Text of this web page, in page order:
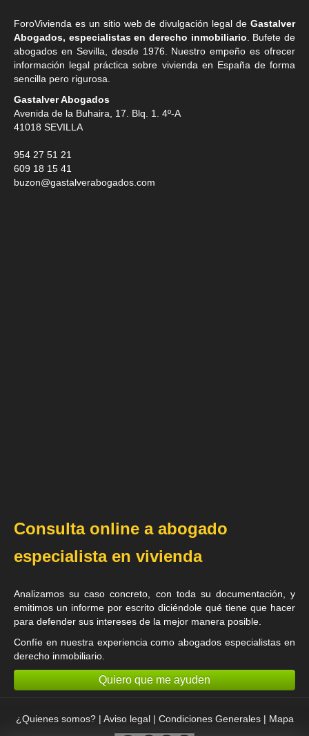
ForoVivienda es un sitio web de divulgación legal de Gastalver
Abogados, especialistas en derecho inmobiliario . Bufete de
abogados en Sevilla , desde 1976. Nuestro empeño es ofrecer
información legal práctica sobre vivienda en España de forma
sencilla pero rigurosa.
Gastalver Abogados
Avenida de la Buhaira, 17. Blq. 1. 4º-A
41018 SEVILLA
954 27 51 21
609 18 15 41
buzon@gastalverabogados.com
Consulta online a abogado
especialista en vivienda
Analizamos su caso concreto, con toda su documentación, y
emitimos un informe por escrito diciéndole qué tiene que hacer
para defender sus intereses de la mejor manera posible.
Confíe en nuestra experiencia comoabogados especialistas en
derecho inmobiliario
Quiero que me ayuden
¿Quienes somos?| Aviso legal| Condiciones Generales| Mapa